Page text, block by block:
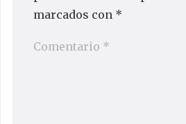
marcados con *